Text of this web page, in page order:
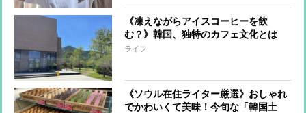
《凍えながらアイスコーヒーを飲
む？》韓国、独特のカフェ文化とは
語学留学中の50代ライターがおすすめ
ライフ
《ソウル在住ライター厳選》おしゃれ
でかわいくて美味！今旬な「韓国土